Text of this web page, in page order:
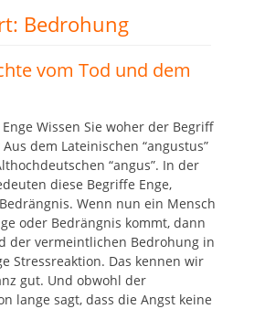
Bedrohung
vom Tod und dem
Wissen Sie woher der Begriff
Aus dem Lateinischen “angustus”
“angus”. In der
diese Begriffe Enge,
Wenn nun ein Mensch
oder Bedrängnis kommt, dann
der vermeintlichen Bedrohung in
Stressreaktion. Das kennen wir
gut. Und obwohl der
lange sagt, dass die Angst keine